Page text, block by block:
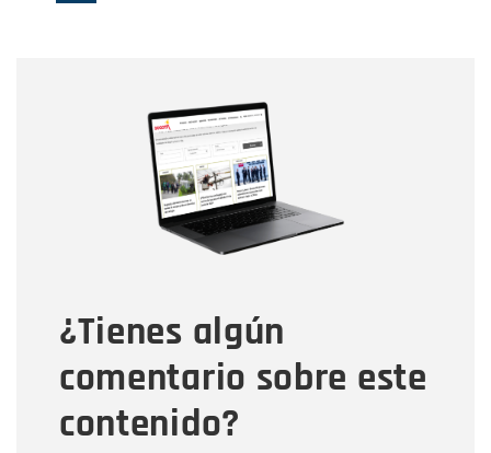
actual
¿Tienes algún
comentario sobre este
contenido?
Correo electrónico
Tipo de comentario
Mensaje